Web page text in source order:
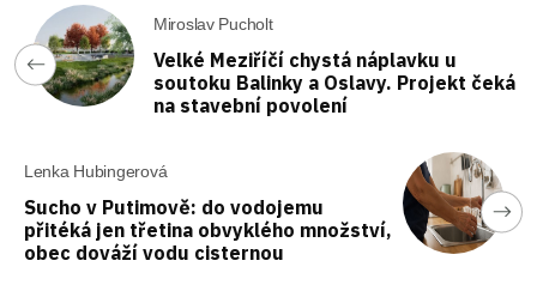
Miroslav Pucholt
Velké Meziříčí chystá náplavku u
soutoku Balinky a Oslavy. Projekt čeká
na stavební povolení
Lenka Hubingerová
Sucho v Putimově: do vodojemu
přitéká jen třetina obvyklého množství,
obec dováží vodu cisternou